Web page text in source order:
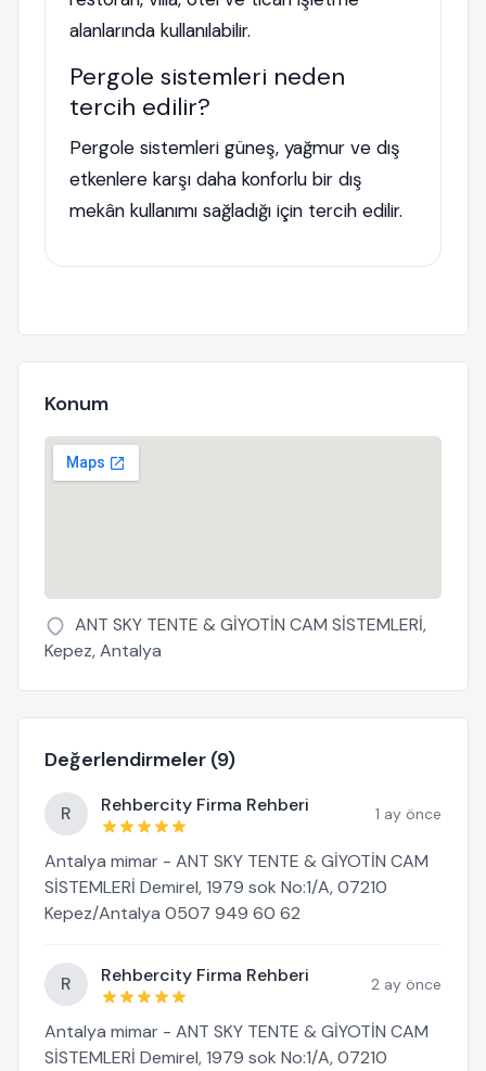
alanlarında kullanılabilir.
Pergole sistemleri neden
tercih edilir?
Pergole sistemleri güneş, yağmur ve dış
etkenlere karşı daha konforlu bir dış
mekân kullanımı sağladığı için tercih edilir.
Konum
ANT SKY TENTE & GİYOTİN CAM SİSTEMLERİ,
Kepez, Antalya
Değerlendirmeler (9)
R Rehbercity Firma Rehberi 1 ay önce
Antalya mimar - ANT SKY TENTE & GİYOTİN CAM
SİSTEMLERİ Demirel, 1979 sok No:1/A, 07210
Kepez/Antalya 0507 949 60 62
R Rehbercity Firma Rehberi 2 ay önce
Antalya mimar - ANT SKY TENTE & GİYOTİN CAM
SİSTEMLERİ Demirel, 1979 sok No:1/A, 07210